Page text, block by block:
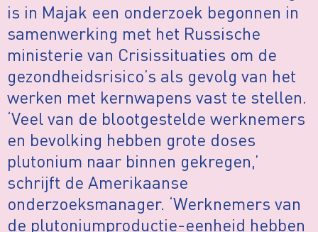
is in Majak een onderzoek begonnen in
samenwerking met het Russische
ministerie van Crisissituaties om de
gezondheidsrisico’s als gevolg van het
werken met kernwapens vast te stellen.
‘Veel van de blootgestelde werknemers
en bevolking hebben grote doses
plutonium naar binnen gekregen,’
schrijft de Amerikaanse
onderzoeksmanager. ‘Werknemers van
de plutoniumproductie-eenheid hebben